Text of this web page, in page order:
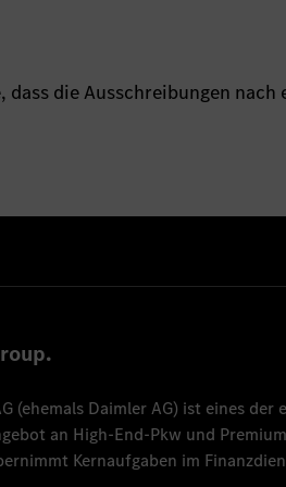
dass die Ausschreibungen
(ehemals Daimler AG) ist eines der
an High-End-Pkw und
Kernaufgaben im